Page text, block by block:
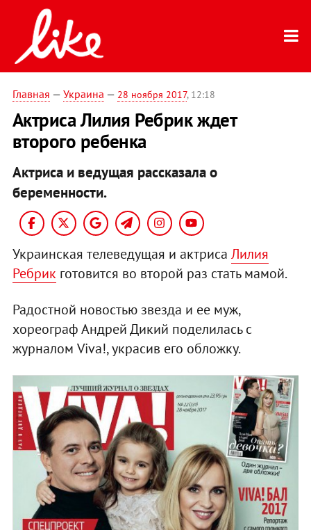
Главная — Украина — 28 ноября 2017, 12:18
Актриса Лилия Ребрик ждет
второго ребенка
Актриса и ведущая рассказала о
беременности.
Украинская телеведущая и актриса Лилия
Ребрик готовится во второй раз стать мамой.
Радостной новостью звезда и ее муж,
хореограф Андрей Дикий поделилась с
журналом Viva!, украсив его обложку.